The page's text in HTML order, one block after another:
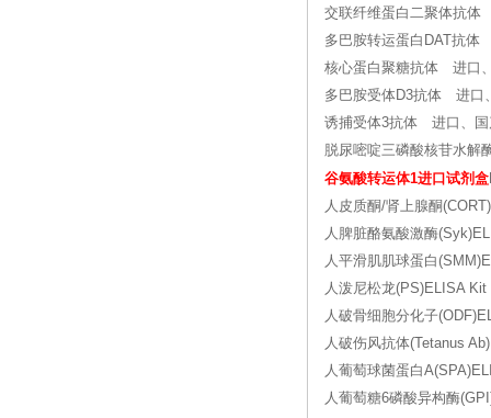
交联纤维蛋白二聚体抗
多巴胺转运蛋白DAT抗
核心蛋白聚糖抗体 进口
多巴胺受体D3抗体 进口
诱捕受体3抗体 进口、国
脱尿嘧啶三磷酸核苷水
谷氨酸转运体1进口试剂盒
人皮质酮/肾上腺酮
人脾脏酪氨酸激酶
人平滑肌肌球蛋白
人泼尼松龙(PS)ELISA Kit
人破骨细胞分化子
人破伤风抗体(Tetanus
人葡萄球菌蛋白
人葡萄糖6磷酸异构酶